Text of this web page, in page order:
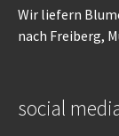
Wir liefern
nach Freiberg,
social